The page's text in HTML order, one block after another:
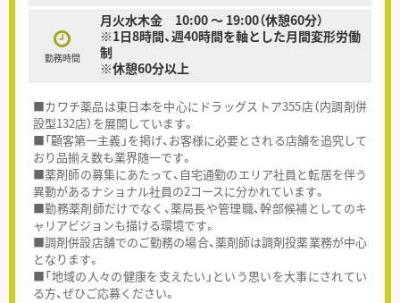
勤務時間
月火水木金 10:00 ～ 19:00（休憩60分）
※1日8時間、週40時間を軸とした月間変形労働
制
※休憩60分以上
■カワチ薬品は東日本を中心にドラッグストア355店（内調剤併
設型132店）を展開しています。
■「顧客第一主義」を掲げ、お客様に必要とされる店舗を追究して
おり品揃え数も業界随一です。
■薬剤師の募集にあたって、自宅通勤のエリア社員と転居を伴う
異動があるナショナル社員の2コースに分かれています。
■勤務薬剤師だけでなく、薬局長や管理職、幹部候補としてのキ
ャリアビジョンも描ける環境です。
■調剤併設店舗でのご勤務の場合、薬剤師は調剤投薬業務が中心
となります。
■「地域の人々の健康を支えたい」という思いを大事にされてい
る方、ぜひご応募ください。